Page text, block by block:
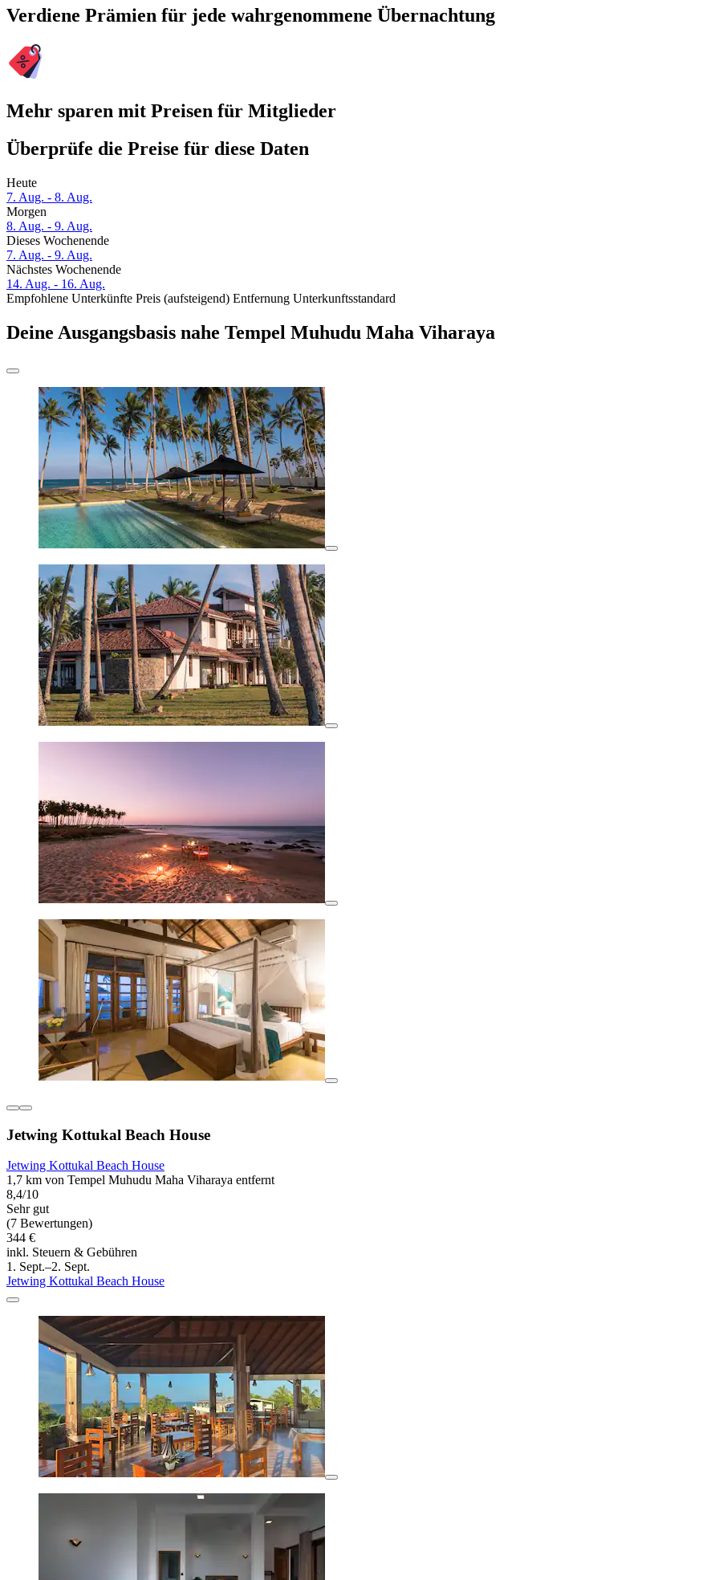
Verdiene Prämien für jede wahrgenommene Übernachtung
Mehr sparen mit Preisen für Mitglieder
Überprüfe die Preise für diese Daten
Heute
7. Aug. - 8. Aug.
Morgen
8. Aug. - 9. Aug.
Dieses Wochenende
7. Aug. - 9. Aug.
Nächstes Wochenende
14. Aug. - 16. Aug.
Empfohlene Unterkünfte Preis (aufsteigend) Entfernung Unterkunftsstandard
Deine Ausgangsbasis nahe Tempel Muhudu Maha Viharaya
Jetwing Kottukal Beach House
Jetwing Kottukal Beach House
1,7 km von Tempel Muhudu Maha Viharaya entfernt
8,4/10
Sehr gut
(7 Bewertungen)
344 €
inkl. Steuern & Gebühren
1. Sept.–2. Sept.
Jetwing Kottukal Beach House